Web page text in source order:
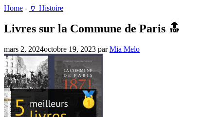
Home - 🏺 Histoire
Livres sur la Commune de Paris 🔝
mars 2, 2024octobre 19, 2023 parMia Melo